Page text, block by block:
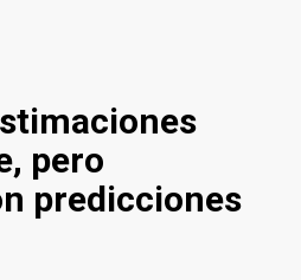
pero
predicciones